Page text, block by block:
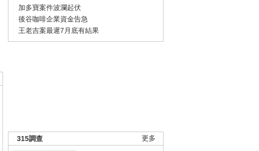
加多寶案件波瀾起伏
後谷咖啡企業資金告急
王老吉案最遲7月底有結果
更多
315調查